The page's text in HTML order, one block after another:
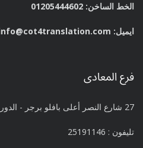
الخط الساخن: 01205444602⁩
ايميل: info@cot4translation.com
فرع المعادى
27 شارع النصر أعلى بافلو برجر - الدور الخامس
تليفون : 25191146